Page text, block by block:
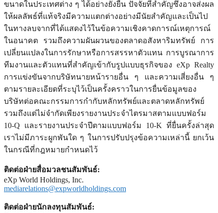
ขนาดในประเทศต่าง ๆ ได้อย่างยั่งยืน ปัจจัยที่สำคัญซึ่งอาจส่งผล
ให้ผลลัพธ์ที่แท้จริงมีความแตกต่างอย่างมีนัยสำคัญและเป็นไป
ในทางลบจากที่ได้แสดงไว้ในข้อความเชิงคาดการณ์เหตุการณ์
ในอนาคต รวมถึงความผันผวนของตลาดอสังหาริมทรัพย์ การ
เปลี่ยนแปลงในการรักษาหรือการสรรหาตัวแทน การบูรณาการ
ทีมงานและตัวแทนที่สำคัญเข้ากับรูปแบบธุรกิจของ eXp Realty
การแข่งขันจากบริษัทนายหน้ารายอื่น ๆ และความเสี่ยงอื่น ๆ
ตามรายละเอียดที่ระบุไว้เป็นครั้งคราวในการยื่นข้อมูลของ
บริษัทต่อคณะกรรมการกำกับหลักทรัพย์และตลาดหลักทรัพย์
รวมถึงแต่ไม่จำกัดเพียงรายงานประจำไตรมาสตามแบบฟอร์ม
10-Q และรายงานประจำปีตามแบบฟอร์ม 10-K ที่ยื่นครั้งล่าสุด
เราไม่มีภาระผูกพันใด ๆ ในการปรับปรุงข้อความเหล่านี้ ยกเว้น
ในกรณีที่กฎหมายกำหนดไว้
ติดต่อฝ่ายสื่อมวลชนสัมพันธ์:
eXp World Holdings, Inc.
mediarelations@expworldholdings.com
ติดต่อฝ่ายนักลงทุนสัมพันธ์: